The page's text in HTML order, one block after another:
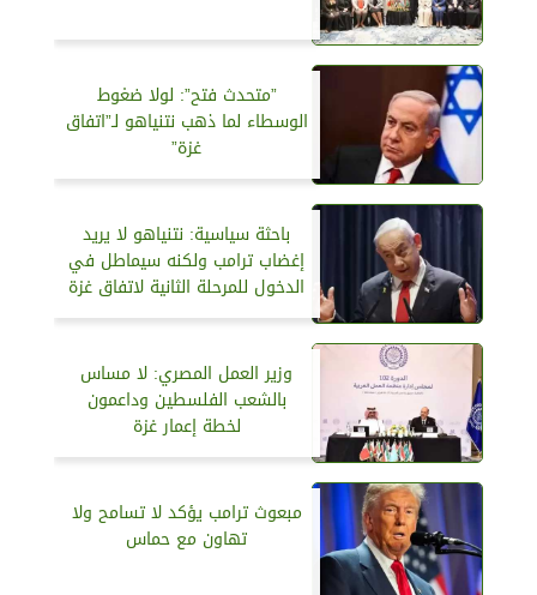
”متحدث فتح”: لولا ضغوط
الوسطاء لما ذهب نتنياهو لـ”اتفاق
غزة”
باحثة سياسية: نتنياهو لا يريد
إغضاب ترامب ولكنه سيماطل في
الدخول للمرحلة الثانية لاتفاق غزة
وزير العمل المصري: لا مساس
بالشعب الفلسطين وداعمون
لخطة إعمار غزة
مبعوث ترامب يؤكد لا تسامح ولا
تهاون مع حماس